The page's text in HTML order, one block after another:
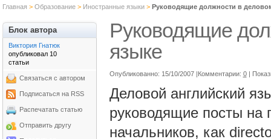
Главная > Образование> Иностранные языки> Руководящие должности в
Руководящие
языке
Опубликованно: 15/10/2007 |Комментарии: 0 |
Деловой английский
руководящие посты на
начальников, как
Блок автора
Виктория Гнатюк
опубликовал 10
статьи
Связаться с автором
Подписаться на RSS
Распечатать статью
Отправить другу